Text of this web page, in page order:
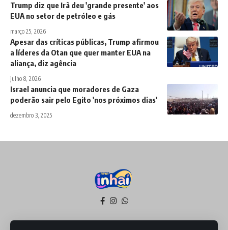
Trump diz que Irã deu 'grande presente' aos
EUA no setor de petróleo e gás
março 25, 2026
Apesar das críticas públicas, Trump afirmou
a líderes da Otan que quer manter EUA na
aliança, diz agência
julho 8, 2026
Israel anuncia que moradores de Gaza
poderão sair pelo Egito 'nos próximos dias'
dezembro 3, 2025